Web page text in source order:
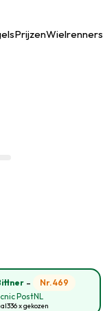
PrijzenWielrenners
-
Nr. 469
PostNL
336 x gekozen